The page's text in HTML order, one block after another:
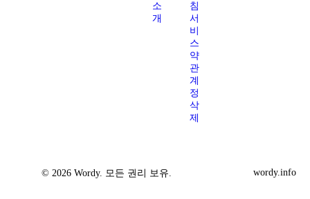
소
개
침
서
비
스
약
관
계
정
삭
제
© 2026 Wordy. 모든 권리 보유. wordy.info